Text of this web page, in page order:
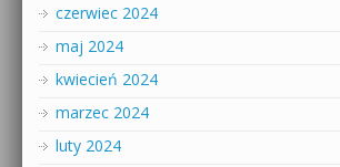
czerwiec 2024
maj 2024
kwiecień 2024
marzec 2024
luty 2024